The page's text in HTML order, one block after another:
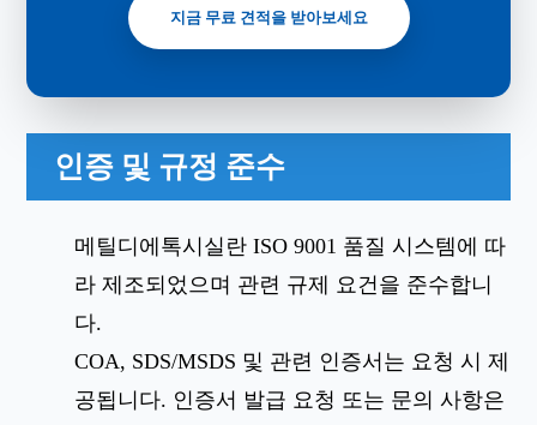
지금 무료 견적을 받아보세요
인증 및 규정 준수
메틸디에톡시실란 ISO 9001 품질 시스템에 따
라 제조되었으며 관련 규제 요건을 준수합니
다.
COA, SDS/MSDS 및 관련 인증서는 요청 시 제
공됩니다. 인증서 발급 요청 또는 문의 사항은